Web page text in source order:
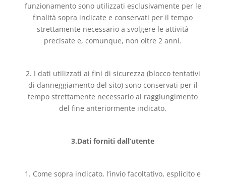
funzionamento sono utilizzati esclusivamente per le
finalità sopra indicate e conservati per il tempo
strettamente necessario a svolgere le attività
precisate e, comunque, non oltre 2 anni.
2. I dati utilizzati ai fini di sicurezza (blocco tentativi
di danneggiamento del sito) sono conservati per il
tempo strettamente necessario al raggiungimento
del fine anteriormente indicato.
3.Dati forniti dall’utente
1. Come sopra indicato, l’invio facoltativo, esplicito e